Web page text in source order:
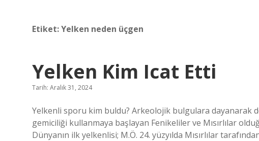
Etiket:Yelken neden üçgen
Yelken Kim Icat Etti
Tarih: Aralık 31, 2024
Yelkenli sporu kim buldu? Arkeolojik bulgulara dayanarak
gemiciliği kullanmaya başlayan Fenikeliler ve Mısırlılar
Dünyanın ilk yelkenlisi; M.Ö. 24. yüzyılda Mısırlılar